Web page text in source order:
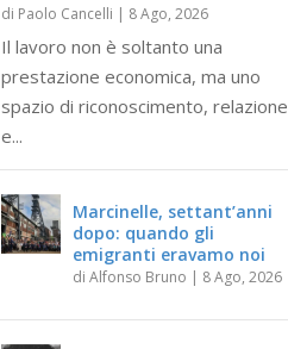
di Paolo Cancelli | 8 Ago, 2026
Il lavoro non è soltanto una
prestazione economica, ma uno
spazio di riconoscimento, relazione
e...
Marcinelle, settant’anni
dopo: quando gli
emigranti eravamo noi
di Alfonso Bruno | 8 Ago, 2026